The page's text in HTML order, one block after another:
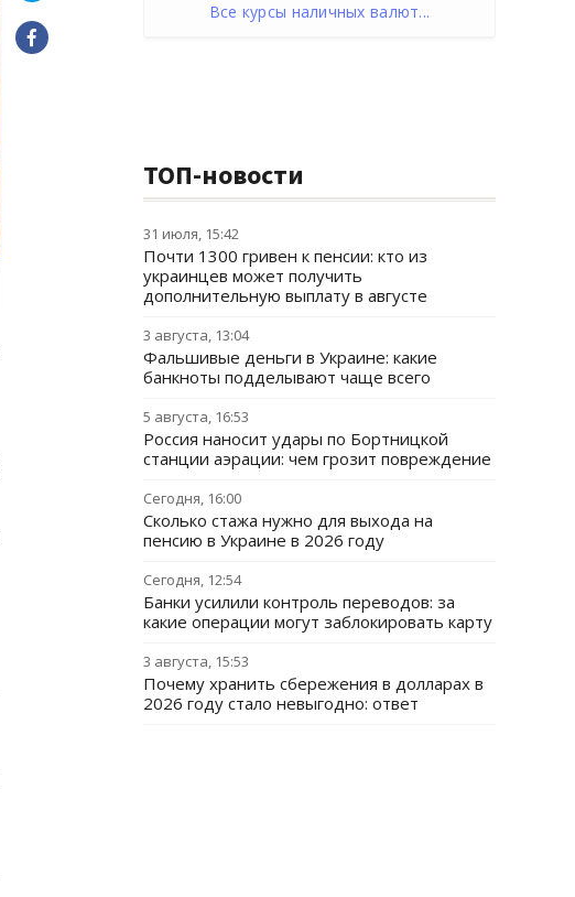
Все курсы наличных валют...
ТОП-новости
31 июля, 15:42
Почти 1300 гривен к пенсии: кто из
украинцев может получить
дополнительную выплату в августе
3 августа, 13:04
Фальшивые деньги в Украине: какие
банкноты подделывают чаще всего
5 августа, 16:53
Россия наносит удары по Бортницкой
станции аэрации: чем грозит повреждение
Сегодня, 16:00
Сколько стажа нужно для выхода на
пенсию в Украине в 2026 году
Сегодня, 12:54
Банки усилили контроль переводов: за
какие операции могут заблокировать карту
3 августа, 15:53
Почему хранить сбережения в долларах в
2026 году стало невыгодно: ответ